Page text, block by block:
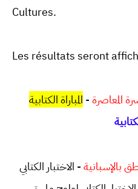
Cultures.
Les résultats seront
المعاصرة- المباراة الكتابية
بالإسبانية- الاختبار الكتابي